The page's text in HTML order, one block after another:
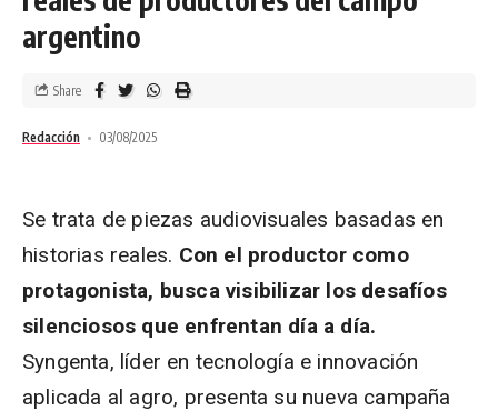
argentino
Redacción 03/08/2025
Share
Se trata de piezas audiovisuales basadas en
historias reales. Con el productor como
protagonista, busca visibilizar los desafíos
silenciosos que enfrentan día a día.
Syngenta, líder en tecnología e innovación
aplicada al agro, presenta su nueva campaña